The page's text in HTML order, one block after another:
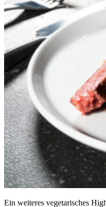
Ein weiteres vegetarisches